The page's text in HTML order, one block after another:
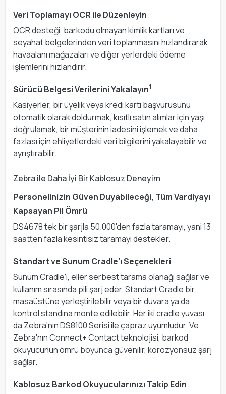
Veri Toplamayı OCR ile Düzenleyin
OCR desteği, barkodu olmayan kimlik kartları ve
seyahat belgelerinden veri toplanmasını hızlandırarak
havaalanı mağazaları ve diğer yerlerdeki ödeme
işlemlerini hızlandırır.
Sürücü Belgesi Verilerini Yakalayın1
Kasiyerler, bir üyelik veya kredi kartı başvurusunu
otomatik olarak doldurmak, kısıtlı satın alımlar için yaşı
doğrulamak, bir müşterinin iadesini işlemek ve daha
fazlası için ehliyetlerdeki veri bilgilerini yakalayabilir ve
ayrıştırabilir.
Zebra ile Daha İyi Bir Kablosuz Deneyim
Personelinizin Güven Duyabileceği, Tüm Vardiyayı
Kapsayan Pil Ömrü
DS4678 tek bir şarjla 50.000'den fazla taramayı, yani 13
saatten fazla kesintisiz taramayı destekler.
Standart ve Sunum Cradle'ı Seçenekleri
Sunum Cradle'ı, eller serbest tarama olanağı sağlar ve
kullanım sırasında pili şarj eder. Standart Cradle bir
masaüstüne yerleştirilebilir veya bir duvara ya da
kontrol standına monte edilebilir. Her iki cradle yuvası
da Zebra'nın DS8100 Serisi ile çapraz uyumludur. Ve
Zebra'nın Connect+ Contact teknolojisi, barkod
okuyucunun ömrü boyunca güvenilir, korozyonsuz şarj
sağlar.
Kablosuz Barkod Okuyucularınızı Takip Edin